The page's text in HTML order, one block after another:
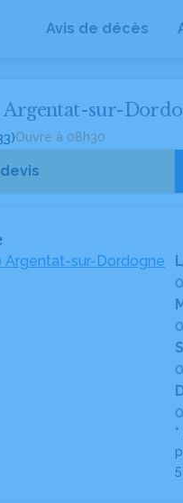
Avis de décès
Argentat-sur-
Ouvre à 08h30
Argentat-sur-Dordogne